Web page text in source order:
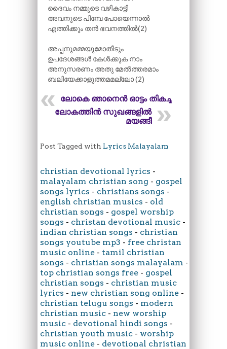
ദൈവം നമ്മുടെ വഴികാട്ടി
അവനുടെ പിമ്പേ പോയെന്നാൽ
എത്തിക്കും തൻ ഭവനത്തിൽ(2)
അപ്പനുമമ്മയുമോതീടും
ഉപദേശങ്ങൾ കേൾക്കുക നാം
അനുസരണം അതു മേൽത്തരമാം
ബലിയേക്കാളുത്തമമല്ലോ (2)
ലോകെ ഞാനെൻ ഓട്ടം തികച്ചു
ലോകത്തിൻ സുഖങ്ങളിൽ
മയങ്ങീ
Post Tagged with Lyrics Malayalam
christian devotional lyrics -
malayalam christian song - gospel
songs lyrics - christians songs -
english christian musics - old
christian songs - gospel worship
songs - christan devotional music -
indian christian songs - christian
songs youtube mp3 - free christan
music online - tamil christian
songs - christian songs malayalam -
top christian songs free - gospel
christian songs - christian music
lyrics - new christian song online -
christian telugu songs - modern
christian music - new worship
music - devotional hindi songs -
christian youth music - worship
music online - devotional christian